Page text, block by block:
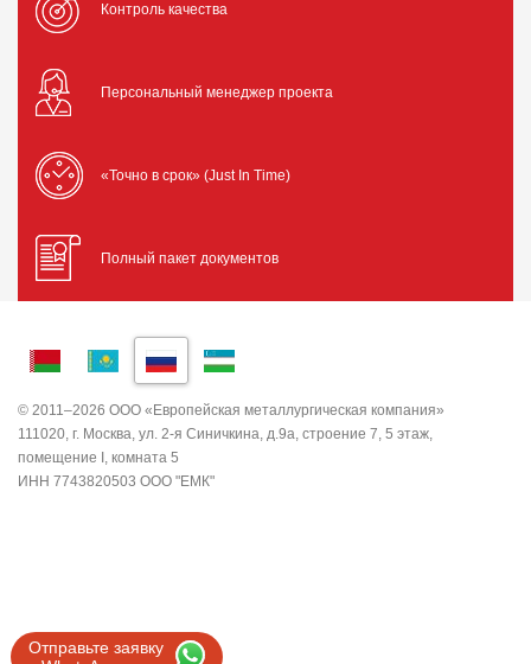
Отправьте заявку
Контроль качества
Персональный менеджер проекта
«Точно в срок» (Just In Time)
Полный пакет документов
© 2011–2026 ООО «Европейская металлургическая компания»
111020, г. Москва, ул. 2-я Синичкина, д.9а, строение 7, 5 этаж,
помещение I, комната 5
ИНН 7743820503 ООО "ЕМК"